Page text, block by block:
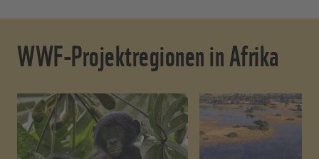
WWF-Projektregionen in Afrika